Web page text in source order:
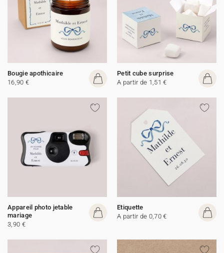
Bougie apothicaire
16,90 €
Petit cube surprise
A partir de 1,51 €
Appareil photo jetable
mariage
3,90 €
Etiquette
A partir de 0,70 €